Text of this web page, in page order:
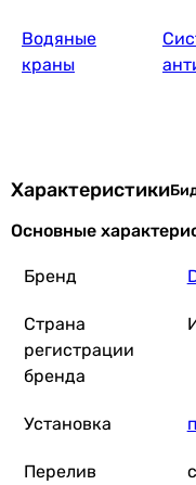
Водяные
краны
Характеристики
Основные
Бренд
Страна
регистрации
бренда
Установка
Перелив